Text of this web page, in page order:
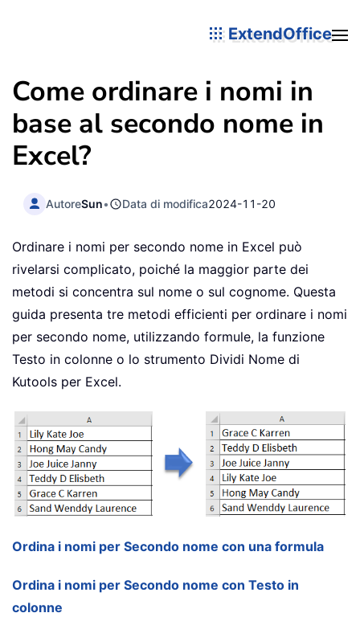
ExtendOffice
Come ordinare i nomi in
base al secondo nome in
Excel?
AutoreSun• Data di modifica2024-11-20
Ordinare i nomi per secondo nome in Excel può
rivelarsi complicato, poiché la maggior parte dei
metodi si concentra sul nome o sul cognome. Questa
guida presenta tre metodi efficienti per ordinare i nomi
per secondo nome, utilizzando formule, la funzione
Testo in colonne o lo strumento Dividi Nome di
Kutools per Excel.
Ordina i nomi per Secondo nome con una formula
Ordina i nomi per Secondo nome con Testo in
colonne